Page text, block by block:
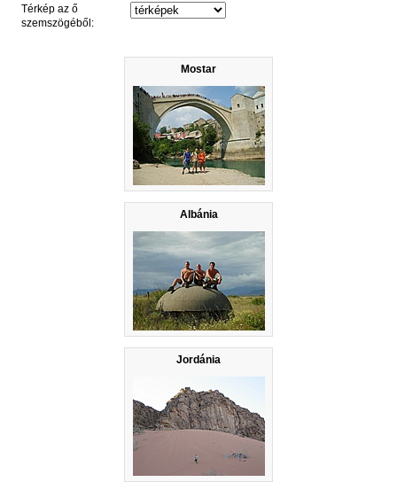
Mostar
Albánia
Jordánia
Térkép az ő
szemszögéből: